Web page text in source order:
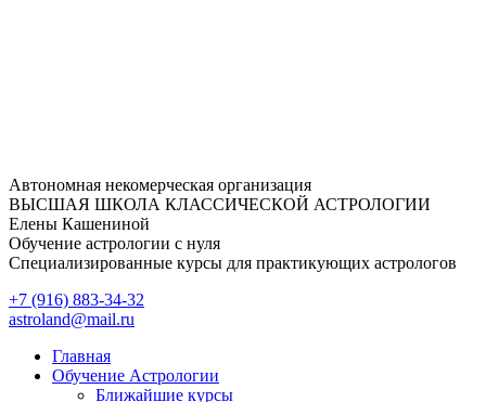
Автономная некомерческая организация
ВЫСШАЯ ШКОЛА КЛАССИЧЕСКОЙ АСТРОЛОГИИ
Елены Кашениной
Обучение астрологии с нуля
Специализированные курсы для практикующих астрологов
+7 (916) 883-34-32
astroland@mail.ru
Главная
Обучение Астрологии
Ближайшие курсы